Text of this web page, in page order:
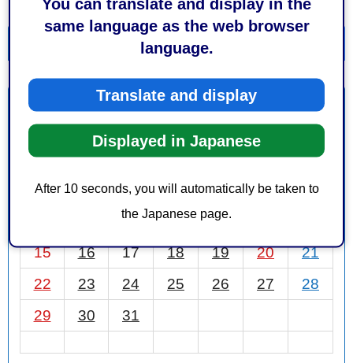
same language as the web browser
language.
Translate and display
Displayed in Japanese
After 10 seconds, you will automatically be taken to
the Japanese page.
前月 2026年3月 次月
日 月 火 水 木 金
土
1
2 3 4 5 6
7
10 11 12
15
16 17 18 19 20
21
22
23 24 25 26 27
28
29
30 31